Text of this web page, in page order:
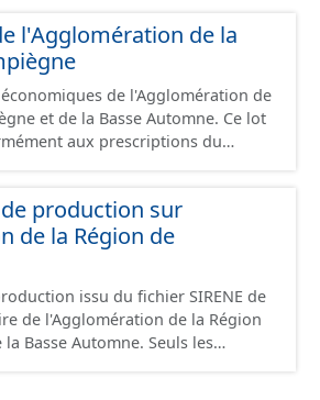
l'Agglomération de la
de l'Agglomération de
et de la Basse Automne. Ce lot
aux prescriptions du
production sur
de la Région de
issu du fichier SIRENE de
de l'Agglomération de la Région
Automne. Seuls les